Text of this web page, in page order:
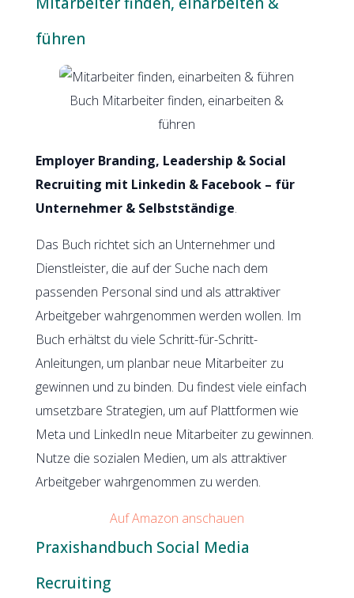
führen
Buch Mitarbeiter finden, einarbeiten &
führen
Employer Branding, Leadership & Social
Recruiting mit Linkedin & Facebook – für
Unternehmer & Selbstständige.
Das Buch richtet sich an Unternehmer und
Dienstleister, die auf der Suche nach dem
passenden Personal sind und als attraktiver
Arbeitgeber wahrgenommen werden wollen. Im
Buch erhältst du viele Schritt-für-Schritt-
Anleitungen, um planbar neue Mitarbeiter zu
gewinnen und zu binden. Du findest viele einfach
umsetzbare Strategien, um auf Plattformen wie
Meta und LinkedIn neue Mitarbeiter zu gewinnen.
Nutze die sozialen Medien, um als attraktiver
Arbeitgeber wahrgenommen zu werden.
Auf Amazon anschauen
Praxishandbuch Social Media
Recruiting